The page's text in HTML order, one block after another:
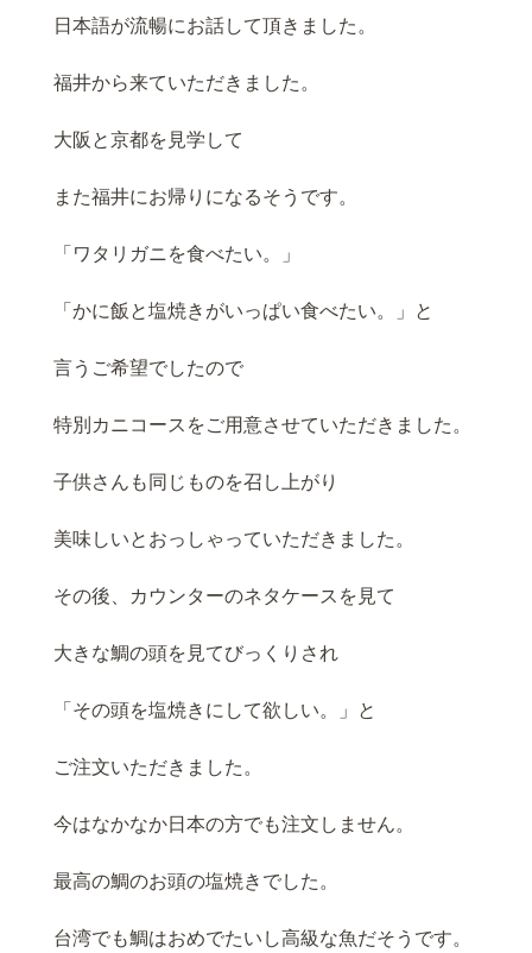
日本語が流暢にお話して頂きました。
福井から来ていただきました。
大阪と京都を見学して
また福井にお帰りになるそうです。
「ワタリガニを食べたい。」
「かに飯と塩焼きがいっぱい食べたい。」と
言うご希望でしたので
特別カニコースをご用意させていただきました。
子供さんも同じものを召し上がり
美味しいとおっしゃっていただきました。
その後、カウンターのネタケースを見て
大きな鯛の頭を見てびっくりされ
「その頭を塩焼きにして欲しい。」と
ご注文いただきました。
今はなかなか日本の方でも注文しません。
最高の鯛のお頭の塩焼きでした。
台湾でも鯛はおめでたいし高級な魚だそうです。